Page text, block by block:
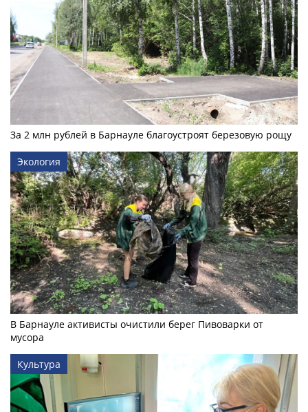
За 2 млн рублей в Барнауле благоустроят березовую рощу
Экология
В Барнауле активисты очистили берег Пивоварки от
мусора
Культура